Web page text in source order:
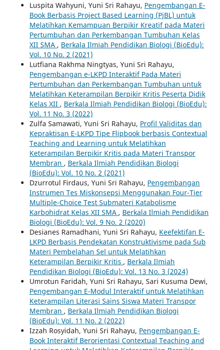
Luspita Wahyuni, Yuni Sri Rahayu, Pengembangan E-
Book Berbasis Project Based Learning (PjBL) untuk
Melatihkan Kemampuan Berpikir Kreatif pada Materi
Pertumbuhan dan Perkembangan Tumbuhan Kelas
XII SMA , Berkala Ilmiah Pendidikan Biologi (BioEdu):
Vol. 10 No. 2 (2021)
Lutfiana Rakhma Ningtyas, Yuni Sri Rahayu,
Pengembangan e-LKPD Interaktif Pada Materi
Pertumbuhan dan Perkembangan Tumbuhan untuk
Melatihkan Keterampilan Berpikir Kritis Peserta Didik
Kelas XII , Berkala Ilmiah Pendidikan Biologi (BioEdu):
Vol. 11 No. 3 (2022)
Zulfa Samawati, Yuni Sri Rahayu, Profil Validitas dan
Kepraktisan E-LKPD Tipe Flipbook berbasis Contextual
Teaching and Learning untuk Melatihkan
Keterampilan Berpikir Kritis pada Materi Transpor
Membran , Berkala Ilmiah Pendidikan Biologi
(BioEdu): Vol. 10 No. 2 (2021)
Dzurrotul Firdaus, Yuni Sri Rahayu, Pengembangan
Instrumen Tes Miskonsepsi Menggunakan Four-Tier
Multiple-Choice Test Submateri Katabolisme
Karbohidrat Kelas XII SMA , Berkala Ilmiah Pendidikan
Biologi (BioEdu): Vol. 9 No. 2 (2020)
Desianes Ramadhani, Yuni Sri Rahayu, Keefektifan E-
LKPD Berbasis Pendekatan Konstruktivisme pada Sub
Materi Pembelahan Sel untuk Melatihkan
Keterampilan Berpikir Kritis , Berkala Ilmiah
Pendidikan Biologi (BioEdu): Vol. 13 No. 3 (2024)
Umrotun Faridah, Yuni Sri Rahayu, Sari Kusuma Dewi,
Pengembangan E-Modul Interaktif untuk Melatihkan
Keterampilan Literasi Sains Siswa Materi Transpor
Membran , Berkala Ilmiah Pendidikan Biologi
(BioEdu): Vol. 11 No. 2 (2022)
Izzah Rosyidah, Yuni Sri Rahayu, Pengembangan E-
Book Interaktif Berorientasi Contextual Teaching and